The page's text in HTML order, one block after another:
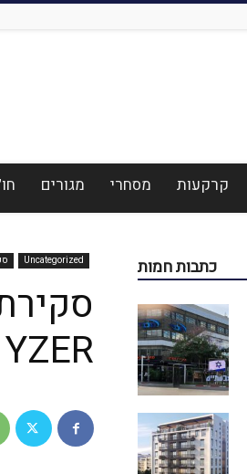
קרקעות מסחרי מגורים
Uncategorized
YZER מערכת הבינה העסקית
כתבות חמות